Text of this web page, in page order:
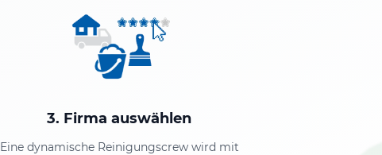
3. Firma auswählen
Eine dynamische Reinigungscrew wird mit